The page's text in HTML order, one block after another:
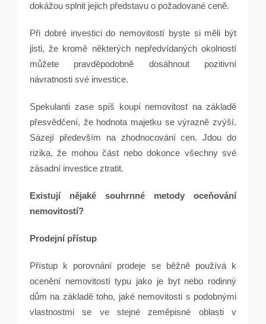
dokážou splnit jejich představu o požadované ceně.
Při dobré investici do nemovitostí byste si měli být
jisti, že kromě některých nepředvídaných okolností
můžete pravděpodobně dosáhnout pozitivní
návratnosti své investice.
Spekulanti zase spíš koupí nemovitost na základě
přesvědčení, že hodnota majetku se výrazně zvýší.
Sázejí především na zhodnocování cen. Jdou do
rizika, že mohou část nebo dokonce všechny své
zásadní investice ztratit.
Existují nějaké souhrnné metody oceňování
nemovitostí?
Prodejní přístup
Přístup k porovnání prodeje se běžně používá k
ocenění nemovitostí typu jako je byt nebo rodinný
dům na základě toho, jaké nemovitosti s podobnými
vlastnostmi se ve stejné zeměpisné oblasti v